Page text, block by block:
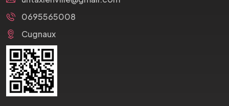
0695565008
Cugnaux